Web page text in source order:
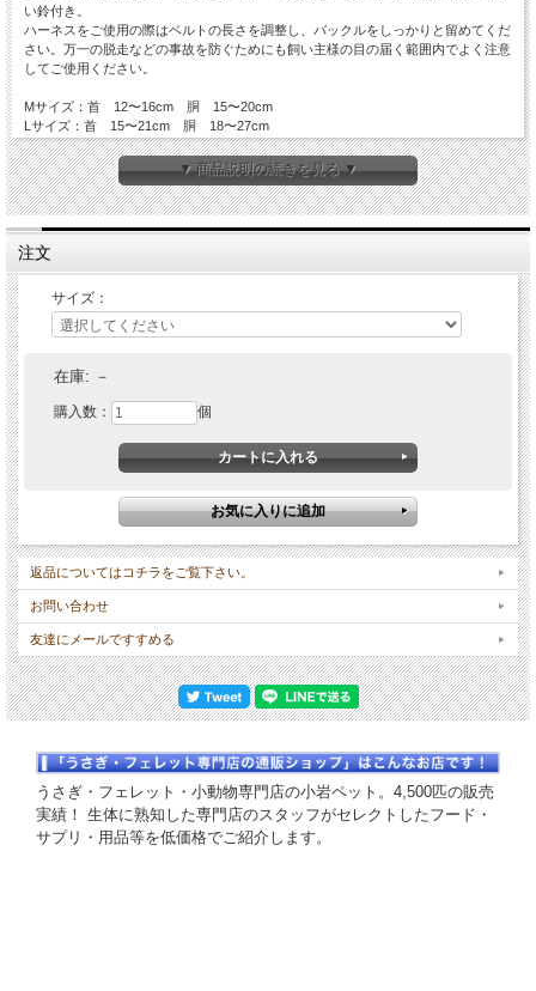
い鈴付き。
ハーネスをご使用の際はベルトの長さを調整し、バックルをしっかりと留めてくだ
さい。万一の脱走などの事故を防ぐためにも飼い主様の目の届く範囲内でよく注意
してご使用ください。
Mサイズ：首 12〜16cm 胴 15〜20cm
Lサイズ：首 15〜21cm 胴 18〜27cm
メーカー：NC
対象ペット：フェレット
▼ 商品説明の続きを見る ▼
注文
サイズ：
在庫: －
購入数： 個
返品についてはコチラをご覧下さい。
お問い合わせ
友達にメールですすめる
うさぎ・フェレット・小動物専門店の小岩ペット。4,500匹の販売
実績！ 生体に熟知した専門店のスタッフがセレクトしたフード・
サプリ・用品等を低価格でご紹介します。